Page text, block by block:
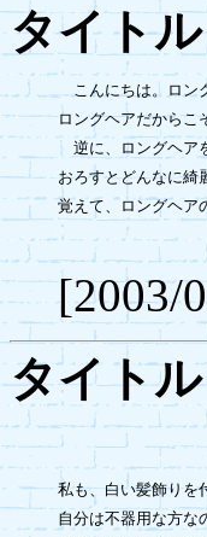
タイト
こんにちは。ロン
ロングヘアだからこ
逆に、ロングヘア
おろすとどんなに綺
覚えて、ロングヘア
[2003/
タイト
私も、白い髪飾りを
自分は不器用な方な